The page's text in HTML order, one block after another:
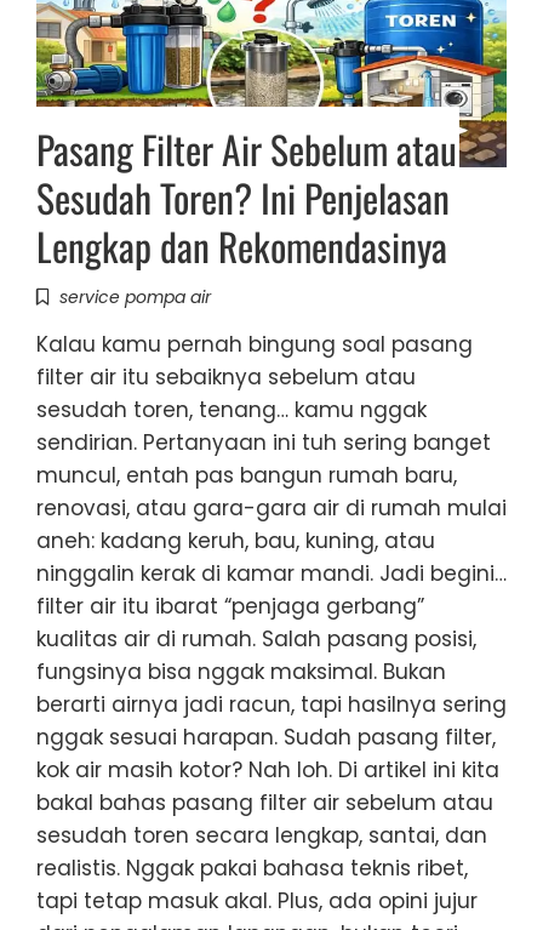
Pasang Filter Air Sebelum atau
Sesudah Toren? Ini Penjelasan
Lengkap dan Rekomendasinya
service pompa air
Kalau kamu pernah bingung soal pasang
filter air itu sebaiknya sebelum atau
sesudah toren, tenang… kamu nggak
sendirian. Pertanyaan ini tuh sering banget
muncul, entah pas bangun rumah baru,
renovasi, atau gara-gara air di rumah mulai
aneh: kadang keruh, bau, kuning, atau
ninggalin kerak di kamar mandi. Jadi begini…
filter air itu ibarat “penjaga gerbang”
kualitas air di rumah. Salah pasang posisi,
fungsinya bisa nggak maksimal. Bukan
berarti airnya jadi racun, tapi hasilnya sering
nggak sesuai harapan. Sudah pasang filter,
kok air masih kotor? Nah loh. Di artikel ini kita
bakal bahas pasang filter air sebelum atau
sesudah toren secara lengkap, santai, dan
realistis. Nggak pakai bahasa teknis ribet,
tapi tetap masuk akal. Plus, ada opini jujur